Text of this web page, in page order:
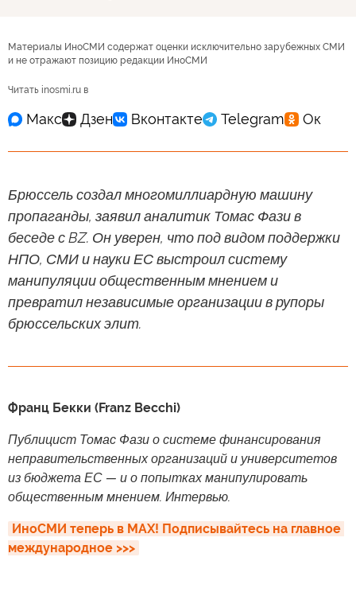
Материалы ИноСМИ содержат оценки исключительно зарубежных СМИ
и не отражают позицию редакции ИноСМИ
Читать inosmi.ru в
Брюссель создал многомиллиардную машину
пропаганды, заявил аналитик Томас Фази в
беседе с BZ. Он уверен, что под видом поддержки
НПО, СМИ и науки ЕС выстроил систему
манипуляции общественным мнением и
превратил независимые организации в рупоры
брюссельских элит.
Франц Бекки (Franz Becchi)
Публицист Томас Фази о системе финансирования
неправительственных организаций и университетов
из бюджета ЕС — и о попытках манипулировать
общественным мнением. Интервью.
ИноСМИ теперь в MAX! Подписывайтесь на главное
международное >>>